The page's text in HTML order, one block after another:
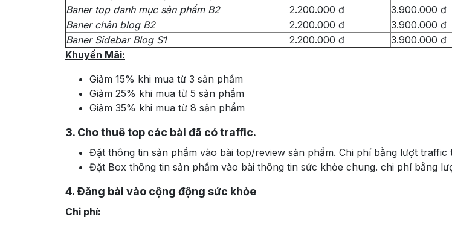
Baner top danh mục sản phẩm B2
2.200.000 đ 3.900.000 đ
Baner chân blog B2
2.200.000 đ 3.900.000 đ
Baner Sidebar Blog S1
2.200.000 đ 3.900.000 đ
Khuyến Mãi:
Giảm 15% khi mua từ 3 sản phẩm
Giảm 25% khi mua từ 5 sản phẩm
Giảm 35% khi mua từ 8 sản phẩm
3. Cho thuê top các bài đã có traffic.
Đặt thông tin sản phẩm vào bài top/review sản phẩm. Chi phí bằng lượt traffic
Đặt Box thông tin sản phẩm vào bài thông tin sức khỏe chung. chi phí bằng
4. Đăng bài vào cộng động sức khỏe
Chi phí: